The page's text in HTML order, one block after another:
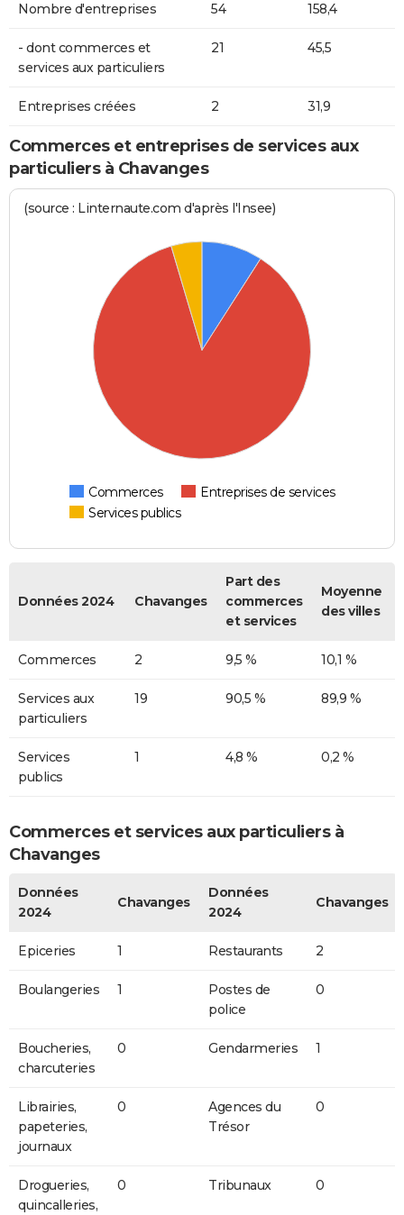
Nombre d'entreprises 54 158,4
- dont commerces et
services aux particuliers
21 45,5
Entreprises créées 2 31,9
Commerces et entreprises de services aux
particuliers à Chavanges
(source : Linternaute.com d'après l'Insee)
Commerces
Entreprises de services
Services publics
Données 2024 Chavanges
Part des
commerces
et services
Moyenne
des villes
Commerces 2 9,5 % 10,1 %
Services aux
particuliers
19 90,5 % 89,9 %
Services
publics
1 4,8 % 0,2 %
Commerces et services aux particuliers à
Chavanges
Données
2024
Chavanges
Données
2024
Chavanges
Epiceries 1 Restaurants 2
Boulangeries 1
Postes de
police
0
Boucheries,
charcuteries
0 Gendarmeries 1
Librairies,
papeteries,
journaux
0
Agences du
Trésor
0
Drogueries,
quincalleries,
0 Tribunaux 0